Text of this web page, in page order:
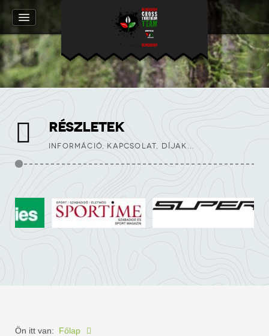
RÉSZLETEK
INFORMÁCIÓ, KAPCSOLAT, DÍJAK...
Ön itt van: Főlap